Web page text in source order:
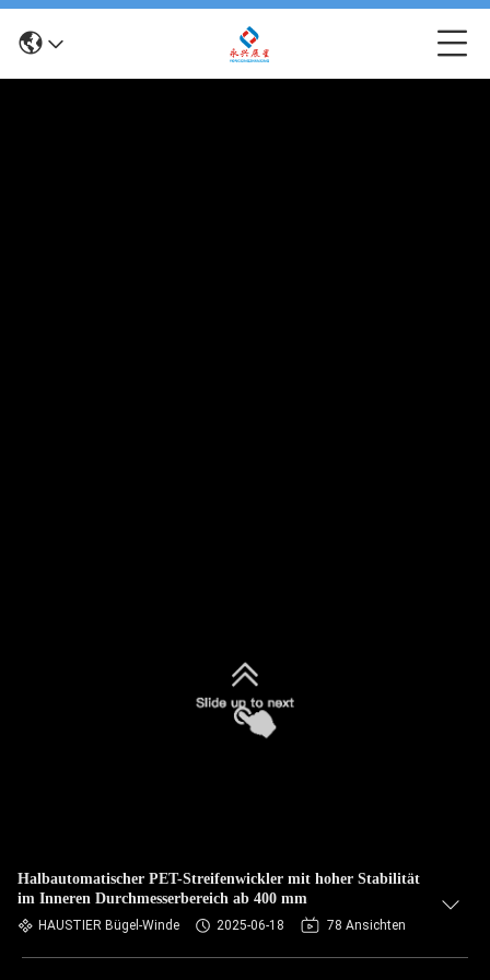
Halbautomatischer PET-Streifenwickler mit hoher Stabilität
im Inneren Durchmesserbereich ab 400 mm
HAUSTIER Bügel-Winde 2025-06-18 78 Ansichten